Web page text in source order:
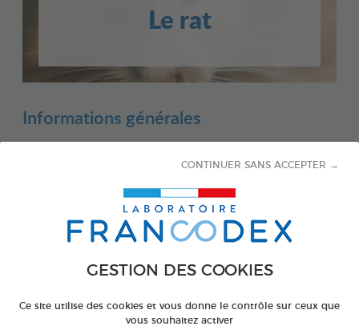
GESTION DES COOKIES
Ce site utilise des cookies et vous donne le contrôle sur ceux que
vous souhaitez activer
CONTINUER SANS ACCEPTER →
Le rat
Informations générales